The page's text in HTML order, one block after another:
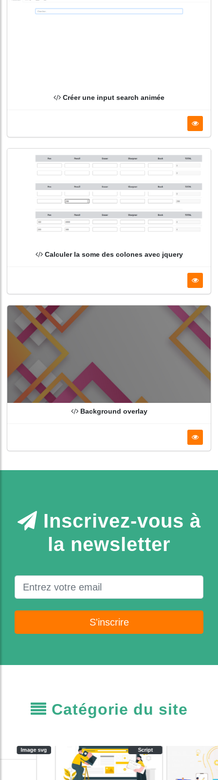
Créer une input search animée
Calculer la some des colones avec jquery
Background overlay
Inscrivez-vous à
la newsletter
Catégorie du site
Image svg Script